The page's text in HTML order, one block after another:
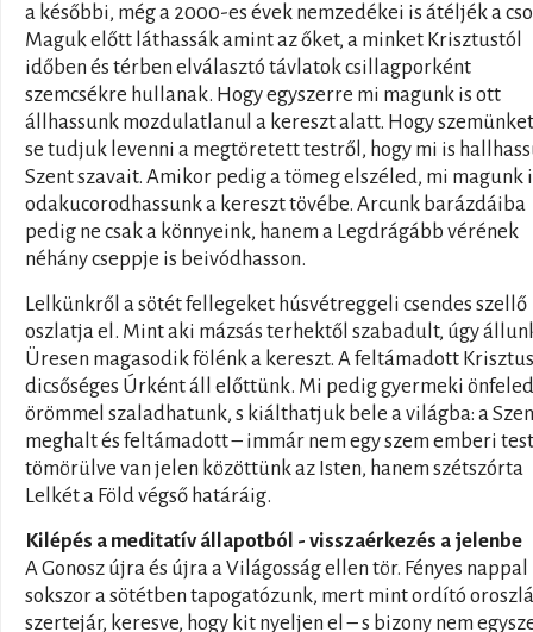
a későbbi, még a 2000-es évek nemzedékei is átéljék a
Maguk előtt láthassák amint az őket, a minket Krisztustól
időben és térben elválasztó távlatok csillagporként
szemcsékre hullanak. Hogy egyszerre mi magunk is ott
állhassunk mozdulatlanul a kereszt alatt. Hogy
se tudjuk levenni a megtöretett testről, hogy mi is
Szent szavait. Amikor pedig a tömeg elszéled, mi magunk
odakucorodhassunk a kereszt tövébe. Arcunk barázdáiba
pedig ne csak a könnyeink, hanem a Legdrágább vérének
néhány cseppje is beivódhasson.
Lelkünkről a sötét fellegeket húsvétreggeli csendes szellő
oszlatja el. Mint aki mázsás terhektől szabadult, úgy
Üresen magasodik fölénk a kereszt. A feltámadott Krisztus
dicsőséges Úrként áll előttünk. Mi pedig gyermeki
örömmel szaladhatunk, s kiálthatjuk bele a világba: a
meghalt és feltámadott – immár nem egy szem emberi
tömörülve van jelen közöttünk az Isten, hanem szétszórta
Lelkét a Föld végső határáig.
Kilépés a meditatív állapotból - visszaérkezés a jelenbe
A Gonosz újra és újra a Világosság ellen tör. Fényes nappal
sokszor a sötétben tapogatózunk, mert mint ordító
szertejár, keresve, hogy kit nyeljen el – s bizony nem